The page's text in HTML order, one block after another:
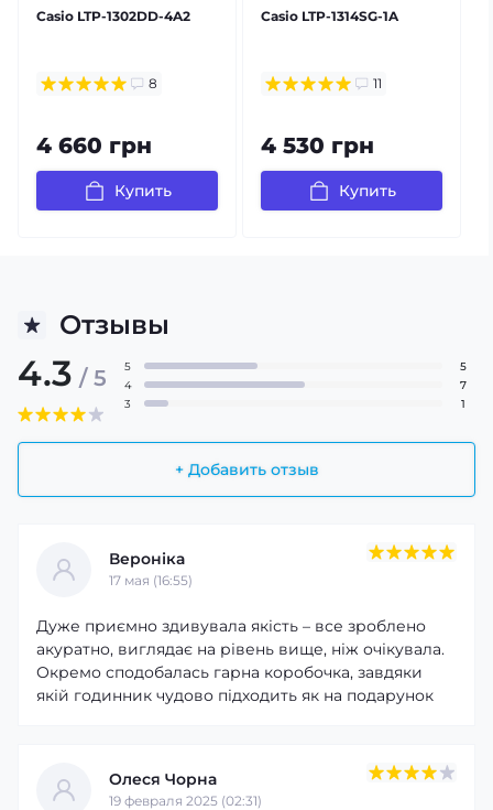
бесплатная доставка
Casio LTP-1302DD-4A2
8
4 660 грн
Купить
бесплатная доставка
Casio LTP-1314SG-1A
11
4 530 грн
Купить
Отзывы
4.3 / 5
+ Добавить отзыв
5
5
4
7
3
1
Вероніка
17 мая (16:55)
Дуже приємно здивувала якість – все зроблено
акуратно, виглядає на рівень вище, ніж очікувала.
Окремо сподобалась гарна коробочка, завдяки
якій годинник чудово підходить як на подарунок
Олеся Чорна
19 февраля 2025 (02:31)